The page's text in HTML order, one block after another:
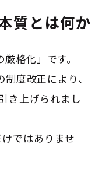
質とは何か
格化」です。
度改正により、
き上げられまし
ではありませ